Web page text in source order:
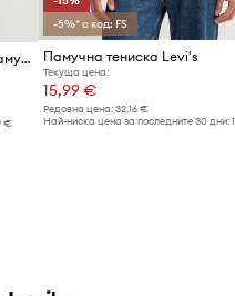
Levi's тениска basic мъжка от памук RELAXED FIT TEE
€
-5%* с код: FS
Памучна тениска Levi's
Текуща цена:
15,99 €
Редовна цена:32,16 €
Най-ниска цена за последните 30 дни: